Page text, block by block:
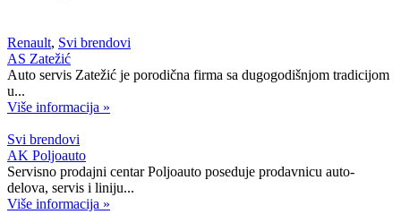
Renault, Svi brendovi
AS Zatežić
Auto servis Zatežić je porodična firma sa dugogodišnjom tradicijom
u...
Više informacija »
Svi brendovi
AK Poljoauto
Servisno prodajni centar Poljoauto poseduje prodavnicu auto-
delova, servis i liniju...
Više informacija »